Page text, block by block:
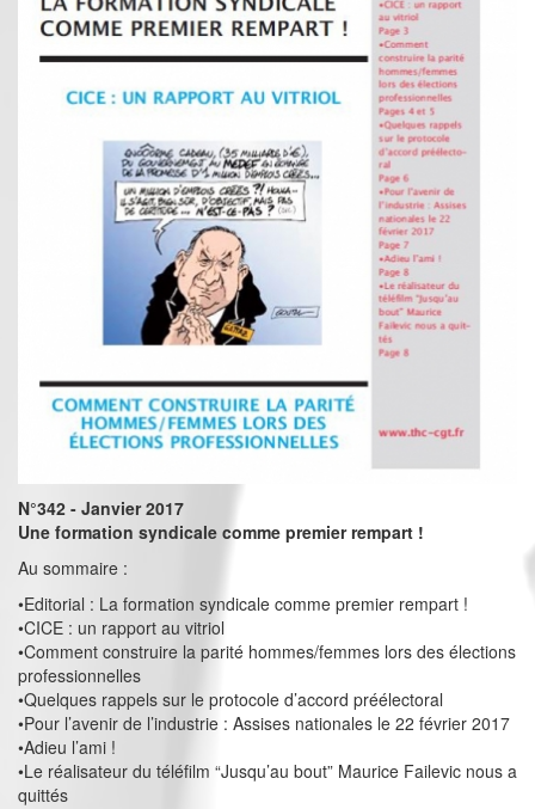
N°342 - Janvier 2017
Une formation syndicale comme premier rempart !
Au sommaire :
•Editorial : La formation syndicale comme premier rempart !
•CICE : un rapport au vitriol
•Comment construire la parité hommes/femmes lors des élections
professionnelles
•Quelques rappels sur le protocole d’accord préélectoral
•Pour l’avenir de l’industrie : Assises nationales le 22 février 2017
•Adieu l’ami !
•Le réalisateur du téléfilm “Jusqu’au bout” Maurice Failevic nous a
quittés